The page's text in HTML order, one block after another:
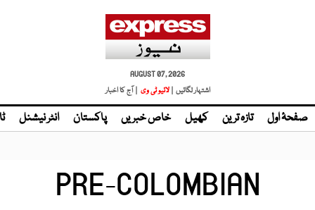
AUGUST 07, 2026
اشتہار لگائیں |
| آج کا اخبار
صفحۂ اول تازہ ترین کھیل خاص خبریں پاکستان انٹر نیشنل
PRE-COLOMBIAN